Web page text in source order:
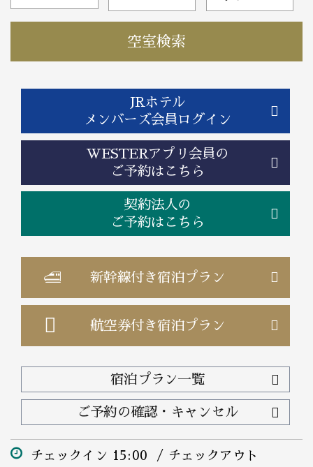
JRホテル
メンバーズ会員ログイン
WESTERアプリ会員の
ご予約はこちら
契約法人の
ご予約はこちら
新幹線付き宿泊プラン
航空券付き宿泊プラン
宿泊プラン一覧
ご予約の確認・キャンセル
チェックイン 15:00 / チェックアウト